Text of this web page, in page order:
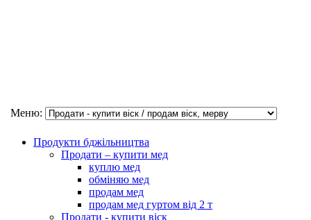
Меню:
Продукти бджільництва
Продати – купити мед
куплю мед
обміняю мед
продам мед
продам мед гуртом від 2 т
Продати - купити віск